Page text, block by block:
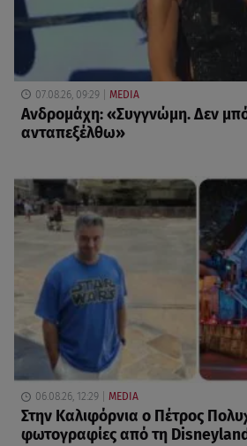
07.08.26, 09:29 MEDIA
Ανδρομάχη: «Συγγνώμη. Δεν
ανταπεξέλθω»
06.08.26, 12:29 MEDIA
Στην Καλιφόρνια ο Πέτρος
φωτογραφίες από τη Disneyland